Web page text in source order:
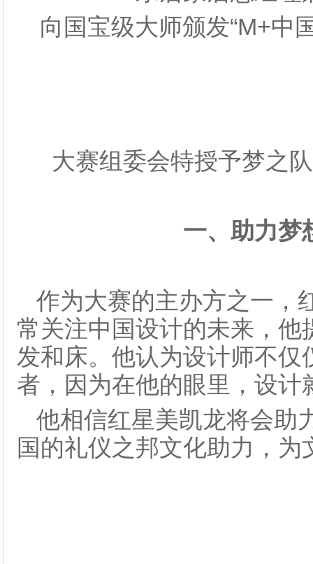
向国宝级大师颁发“M+中
大赛组委会特授予梦之
一、助力梦
作为大赛的主办方之一，
常关注中国设计的未来，
发和床。他认为设计师不
者，因为在他的眼里，设计
他相信红星美凯龙将会助
国的礼仪之邦文化助力，